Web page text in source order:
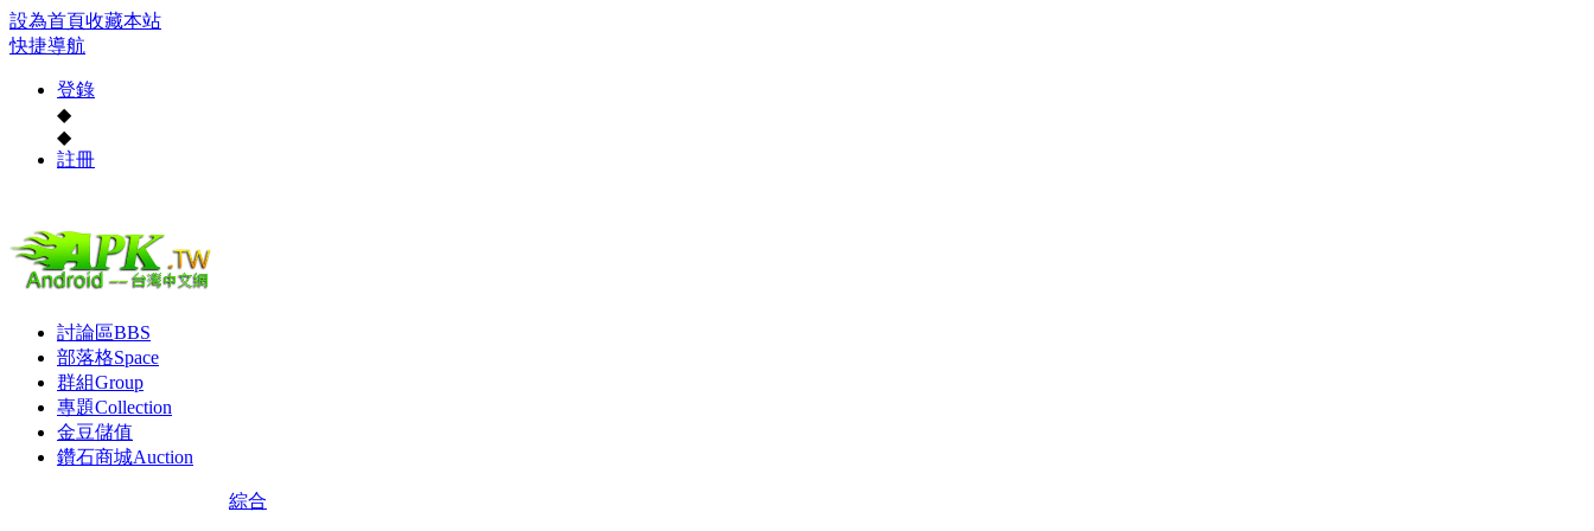
設為首頁收藏本站
快捷導航
登錄
◆
◆
註冊
討論區BBS
部落格Space
群組Group
專題Collection
金豆儲值
鑽石商城Auction
綜合